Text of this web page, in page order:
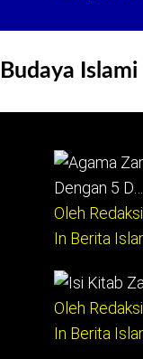
Budaya Islami
Dengan 5 D…
Oleh
In Berita
Oleh
In Berita